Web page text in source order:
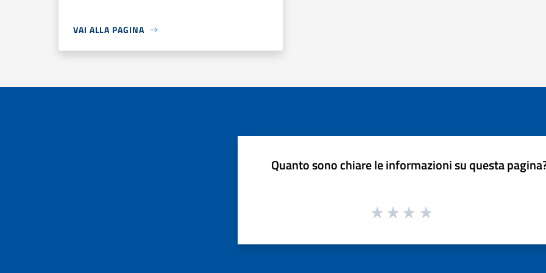
VAI ALLA PAGINA
Quanto sono chiare le informazioni su questa